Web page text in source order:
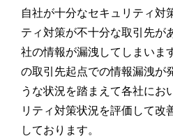
自社が十分なセキュリティ対
ティ対策が不十分な取引先が
社の情報が漏洩してしまいま
の取引先起点での情報漏洩が
うな状況を踏まえて各社にお
リティ対策状況を評価して改
しております。